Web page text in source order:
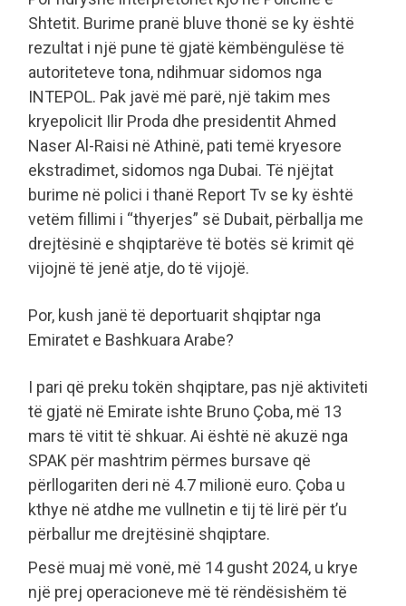
Shtetit. Burime pranë bluve thonë se ky është
rezultat i një pune të gjatë këmbëngulëse të
autoriteteve tona, ndihmuar sidomos nga
INTEPOL. Pak javë më parë, një takim mes
kryepolicit Ilir Proda dhe presidentit Ahmed
Naser Al-Raisi në Athinë, pati temë kryesore
ekstradimet, sidomos nga Dubai. Të njëjtat
burime në polici i thanë Report Tv se ky është
vetëm fillimi i “thyerjes” së Dubait, përballja me
drejtësinë e shqiptarëve të botës së krimit që
vijojnë të jenë atje, do të vijojë.
Por, kush janë të deportuarit shqiptar nga
Emiratet e Bashkuara Arabe?
I pari që preku tokën shqiptare, pas një aktiviteti
të gjatë në Emirate ishte Bruno Çoba, më 13
mars të vitit të shkuar. Ai është në akuzë nga
SPAK për mashtrim përmes bursave që
përllogariten deri në 4.7 milionë euro. Çoba u
kthye në atdhe me vullnetin e tij të lirë për t’u
përballur me drejtësinë shqiptare.
Pesë muaj më vonë, më 14 gusht 2024, u krye
një prej operacioneve më të rëndësishëm të